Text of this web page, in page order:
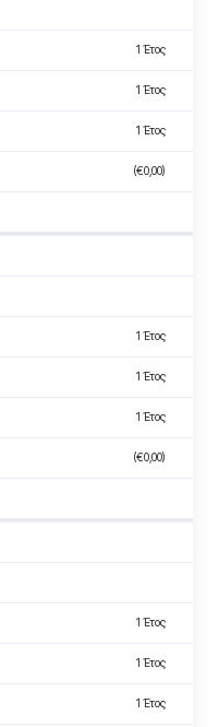
1 Έτος
1 Έτος
1 Έτος
(€0,00)
1 Έτος
1 Έτος
1 Έτος
(€0,00)
1 Έτος
1 Έτος
1 Έτος